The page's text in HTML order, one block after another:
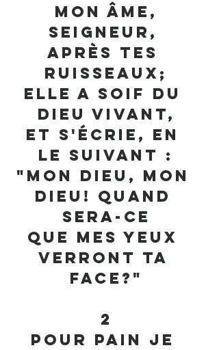
mon âme,
Seigneur,
après tes
ruisseaux;
Elle a soif du
Dieu vivant,
Et s'écrie, en
le suivant :
"Mon Dieu, mon
Dieu! quand
sera-ce
Que mes yeux
verront ta
face?"
2
Pour pain je